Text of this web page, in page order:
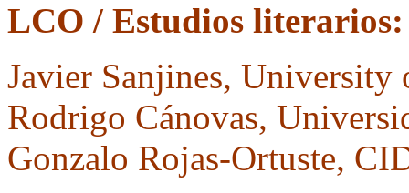
LCO / Estudios literarios:
Javier Sanjines,
Rodrigo Cánovas,
Gonzalo Rojas-Ortuste,